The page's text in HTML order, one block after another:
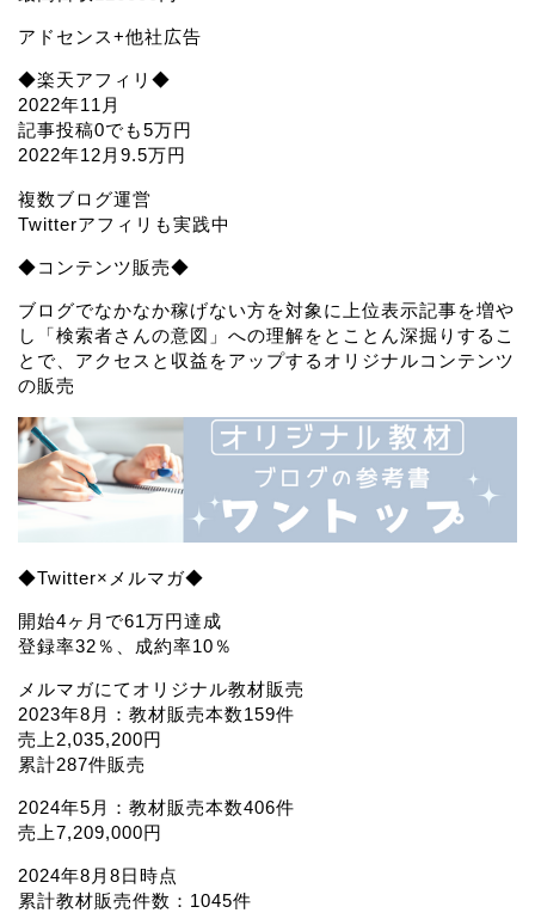
アドセンス+他社広告
◆楽天アフィリ◆
2022年11月
記事投稿0でも5万円
2022年12月9.5万円
複数ブログ運営
Twitterアフィリも実践中
◆コンテンツ販売◆
ブログでなかなか稼げない方を対象に上位表示記事を増や
し「検索者さんの意図」への理解をとことん深掘りするこ
とで、アクセスと収益をアップするオリジナルコンテンツ
の販売
◆Twitter×メルマガ◆
開始4ヶ月で61万円達成
登録率32％、成約率10％
メルマガにてオリジナル教材販売
2023年8月：教材販売本数159件
売上2,035,200円
累計287件販売
2024年5月：教材販売本数406件
売上7,209,000円
2024年8月8日時点
累計教材販売件数：1045件